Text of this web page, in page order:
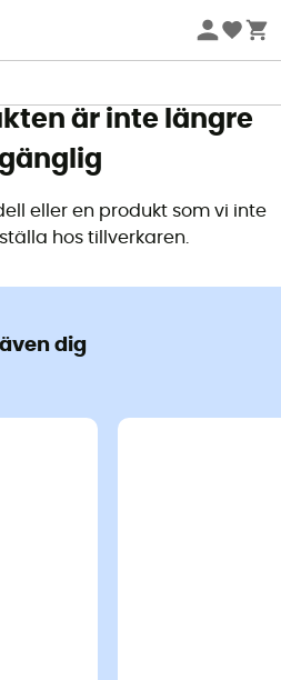
% EXTRA vid köp av 2 produkter*
är inte längre
eller en produkt som vi inte
hos tillverkaren.
dig